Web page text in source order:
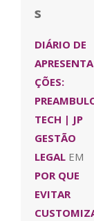
s
DIÁRIO DE
APRESENTA
ÇÕES:
TECH | JP
GESTÃO
LEGAL EM
POR QUE
EVITAR